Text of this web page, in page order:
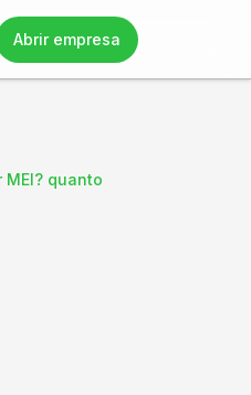
Abrir empresa
quanto